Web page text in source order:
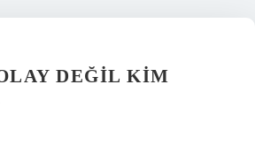
DEĞIL KIM